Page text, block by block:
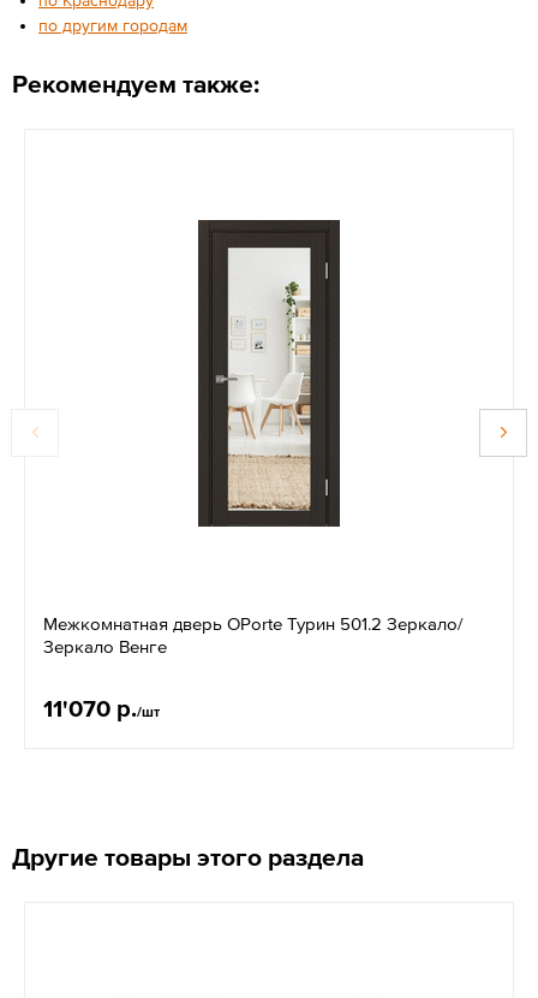
по другим городам
Рекомендуем также:
Межкомнатная дверь OPorte Турин 501.2 Зеркало/
Зеркало Венге
11'070 р./шт
Другие товары этого раздела